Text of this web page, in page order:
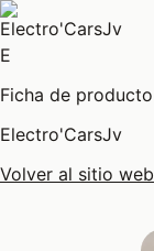
E
Ficha de producto
Electro'CarsJv
Volver al sitio web